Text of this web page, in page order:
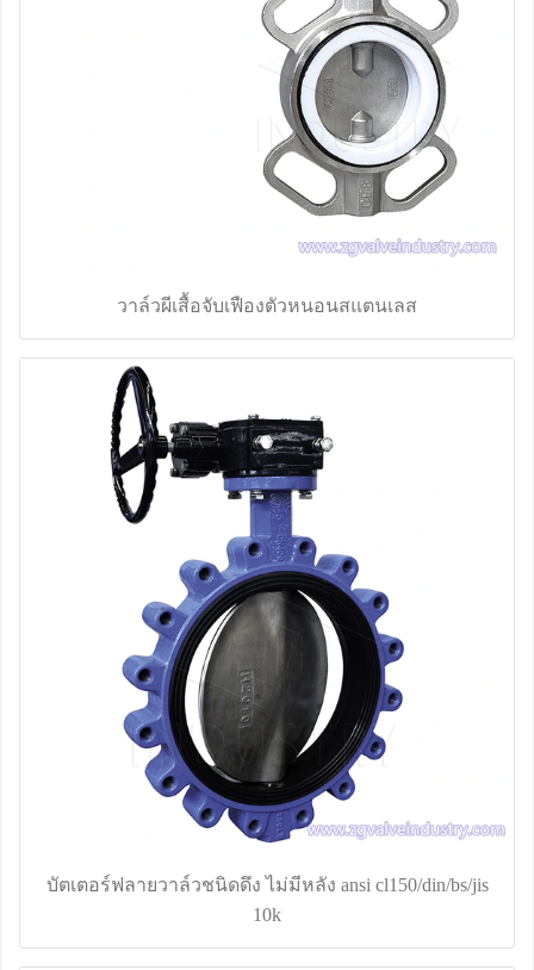
วาล์วผีเสื้อจับเฟืองตัวหนอนสแตนเลส
บัตเตอร์ฟลายวาล์วชนิดดึง ไม่มีหลัง ansi cl150/din/bs/jis
10k